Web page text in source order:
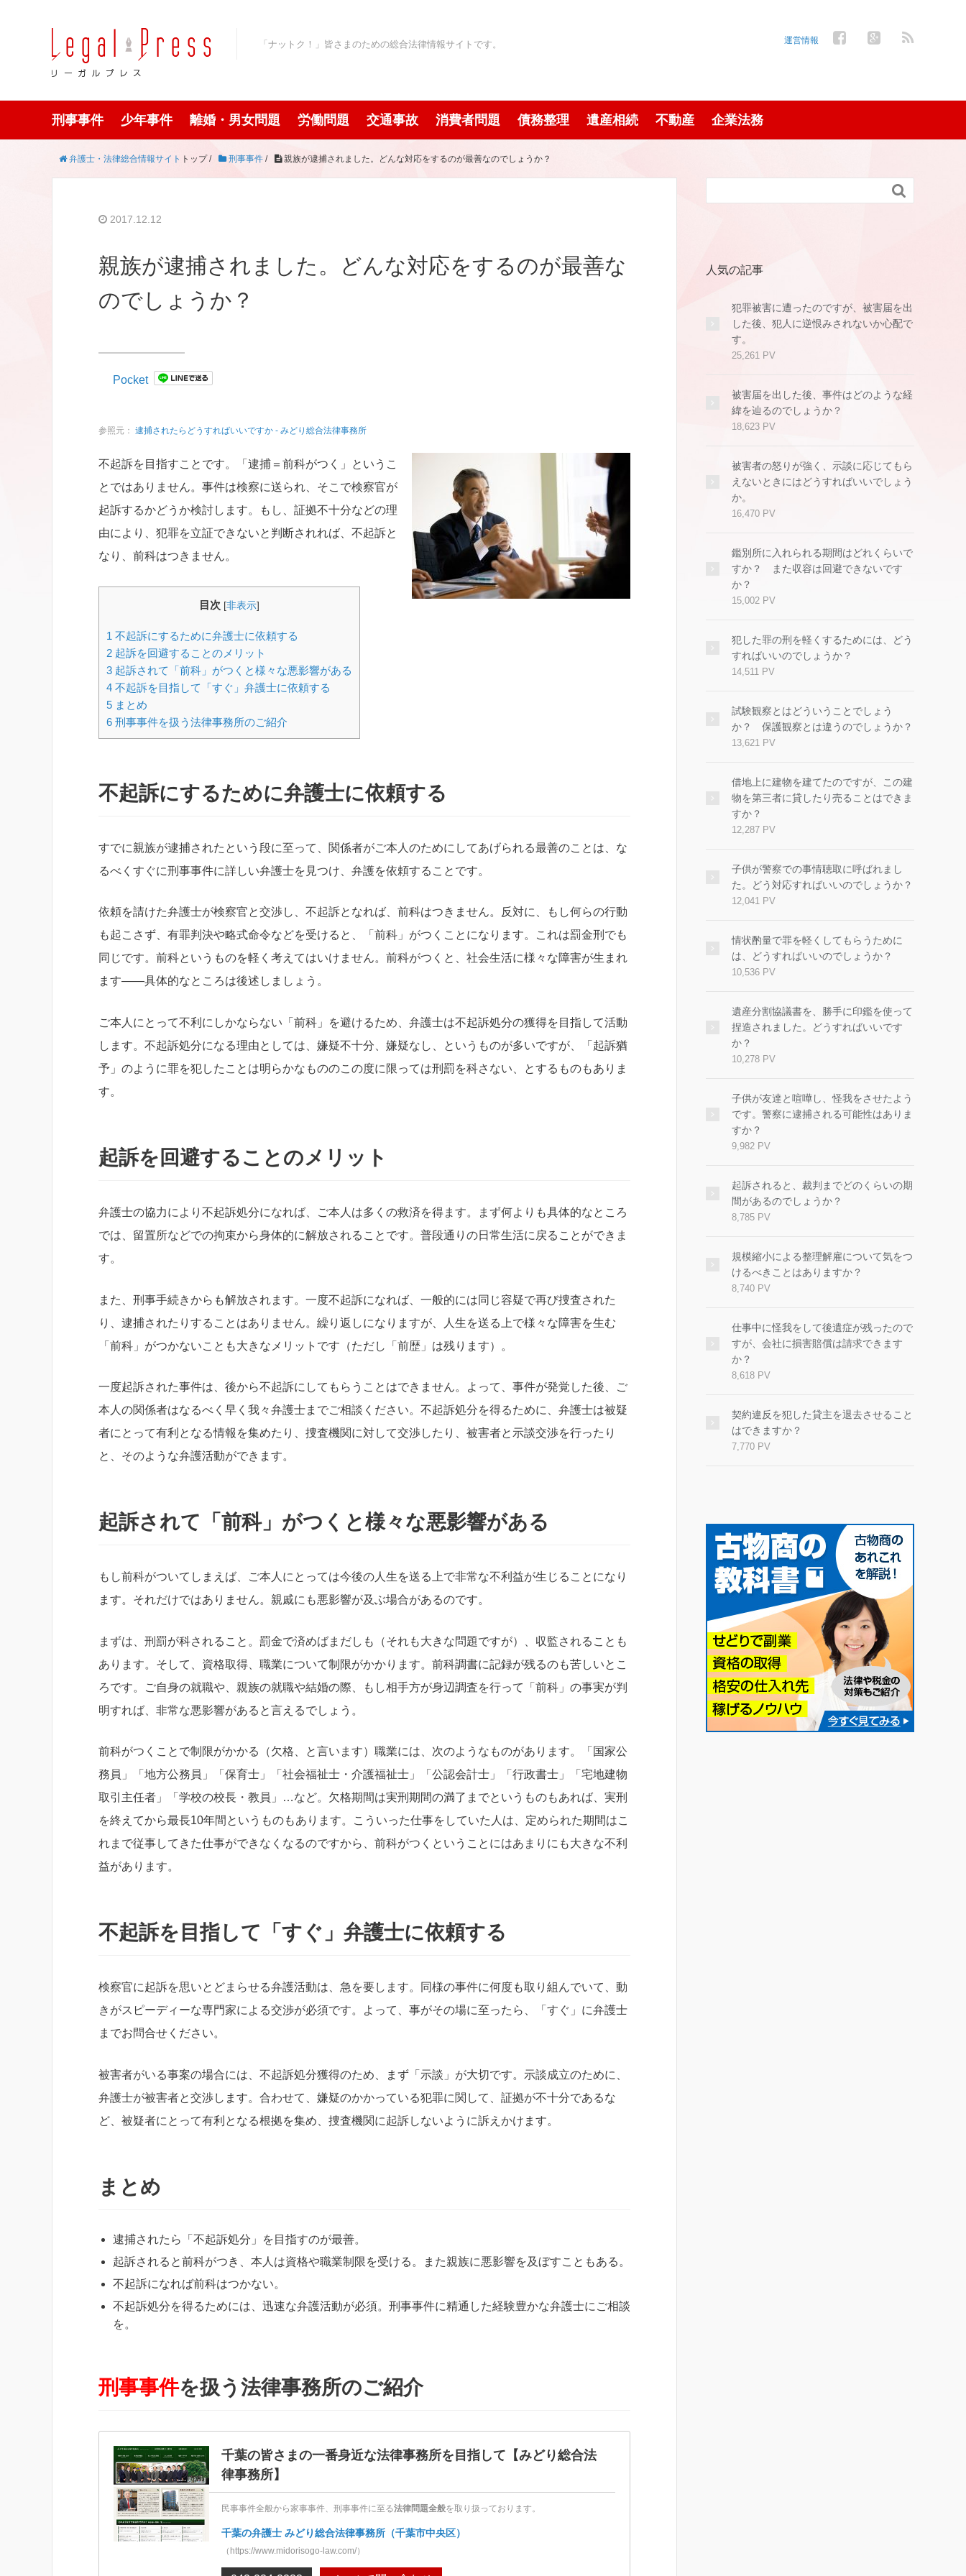
「ナットク！」皆さまのための総合法律情報サイトです。 運営情報
刑事事件 少年事件 離婚・男女問題 労働問題 交通事故 消費者問題 債務整理 遺産相続 不動産 企業法務
弁護士・法律総合情報サイト トップ / 刑事事件 / 親族が逮捕されました。どんな対応をするのが最善なのでしょうか？
2017.12.12
親族が逮捕されました。どんな対応をするのが最善な
のでしょうか？
Pocket
参照元： 逮捕されたらどうすればいいですか - みどり総合法律事務所
不起訴を目指すことです。「逮捕＝前科がつく」というこ
とではありません。事件は検察に送られ、そこで検察官が
起訴するかどうか検討します。もし、証拠不十分などの理
由により、犯罪を立証できないと判断されれば、不起訴と
なり、前科はつきません。
目次 [非表示]
1 不起訴にするために弁護士に依頼する
2 起訴を回避することのメリット
3 起訴されて「前科」がつくと様々な悪影響がある
4 不起訴を目指して「すぐ」弁護士に依頼する
5 まとめ
6 刑事事件を扱う法律事務所のご紹介
不起訴にするために弁護士に依頼する
すでに親族が逮捕されたという段に至って、関係者がご本人のためにしてあげられる最善のことは、な
るべくすぐに刑事事件に詳しい弁護士を見つけ、弁護を依頼することです。
依頼を請けた弁護士が検察官と交渉し、不起訴となれば、前科はつきません。反対に、もし何らの行動
も起こさず、有罪判決や略式命令などを受けると、「前科」がつくことになります。これは罰金刑でも
同じです。前科というものを軽く考えてはいけません。前科がつくと、社会生活に様々な障害が生まれ
ます――具体的なところは後述しましょう。
ご本人にとって不利にしかならない「前科」を避けるため、弁護士は不起訴処分の獲得を目指して活動
します。不起訴処分になる理由としては、嫌疑不十分、嫌疑なし、というものが多いですが、「起訴猶
予」のように罪を犯したことは明らかなもののこの度に限っては刑罰を科さない、とするものもありま
す。
起訴を回避することのメリット
弁護士の協力により不起訴処分になれば、ご本人は多くの救済を得ます。まず何よりも具体的なところ
では、留置所などでの拘束から身体的に解放されることです。普段通りの日常生活に戻ることができま
す。
また、刑事手続きからも解放されます。一度不起訴になれば、一般的には同じ容疑で再び捜査された
り、逮捕されたりすることはありません。繰り返しになりますが、人生を送る上で様々な障害を生む
「前科」がつかないことも大きなメリットです（ただし「前歴」は残ります）。
一度起訴された事件は、後から不起訴にしてもらうことはできません。よって、事件が発覚した後、ご
本人の関係者はなるべく早く我々弁護士までご相談ください。不起訴処分を得るために、弁護士は被疑
者にとって有利となる情報を集めたり、捜査機関に対して交渉したり、被害者と示談交渉を行ったり
と、そのような弁護活動ができます。
起訴されて「前科」がつくと様々な悪影響がある
もし前科がついてしまえば、ご本人にとっては今後の人生を送る上で非常な不利益が生じることになり
ます。それだけではありません。親戚にも悪影響が及ぶ場合があるのです。
まずは、刑罰が科されること。罰金で済めばまだしも（それも大きな問題ですが）、収監されることも
あります。そして、資格取得、職業について制限がかかります。前科調書に記録が残るのも苦しいとこ
ろです。ご自身の就職や、親族の就職や結婚の際、もし相手方が身辺調査を行って「前科」の事実が判
明すれば、非常な悪影響があると言えるでしょう。
前科がつくことで制限がかかる（欠格、と言います）職業には、次のようなものがあります。「国家公
務員」「地方公務員」「保育士」「社会福祉士・介護福祉士」「公認会計士」「行政書士」「宅地建物
取引主任者」「学校の校長・教員」…など。欠格期間は実刑期間の満了までというものもあれば、実刑
を終えてから最長10年間というものもあります。こういった仕事をしていた人は、定められた期間はこ
れまで従事してきた仕事ができなくなるのですから、前科がつくということにはあまりにも大きな不利
益があります。
不起訴を目指して「すぐ」弁護士に依頼する
検察官に起訴を思いとどまらせる弁護活動は、急を要します。同様の事件に何度も取り組んでいて、動
きがスピーディーな専門家による交渉が必須です。よって、事がその場に至ったら、「すぐ」に弁護士
までお問合せください。
被害者がいる事案の場合には、不起訴処分獲得のため、まず「示談」が大切です。示談成立のために、
弁護士が被害者と交渉します。合わせて、嫌疑のかかっている犯罪に関して、証拠が不十分であるな
ど、被疑者にとって有利となる根拠を集め、捜査機関に起訴しないように訴えかけます。
まとめ
逮捕されたら「不起訴処分」を目指すのが最善。
起訴されると前科がつき、本人は資格や職業制限を受ける。また親族に悪影響を及ぼすこともある。
不起訴になれば前科はつかない。
不起訴処分を得るためには、迅速な弁護活動が必須。刑事事件に精通した経験豊かな弁護士にご相談
を。
刑事事件を扱う法律事務所のご紹介
千葉の皆さまの一番身近な法律事務所を目指して 【みどり総合法
律事務所】
民事事件全般から家事事件、刑事事件に至る法律問題全般を取り扱っております。
千葉の弁護士 みどり総合法律事務所（千葉市中央区）
（https://www.midorisogo-law.com/）

人気の記事
犯罪被害に遭ったのですが、被害届を出
した後、犯人に逆恨みされないか心配で
す。
25,261 PV
被害届を出した後、事件はどのような経
緯を辿るのでしょうか？
18,623 PV
被害者の怒りが強く、示談に応じてもら
えないときにはどうすればいいでしょう
か。
16,470 PV
鑑別所に入れられる期間はどれくらいで
すか？ また収容は回避できないです
か？
15,002 PV
犯した罪の刑を軽くするためには、どう
すればいいのでしょうか？
14,511 PV
試験観察とはどういうことでしょう
か？ 保護観察とは違うのでしょうか？
13,621 PV
借地上に建物を建てたのですが、この建
物を第三者に貸したり売ることはできま
すか？
12,287 PV
子供が警察での事情聴取に呼ばれまし
た。どう対応すればいいのでしょうか？
12,041 PV
情状酌量で罪を軽くしてもらうために
は、どうすればいいのでしょうか？
10,536 PV
遺産分割協議書を、勝手に印鑑を使って
捏造されました。どうすればいいです
か？
10,278 PV
子供が友達と喧嘩し、怪我をさせたよう
です。警察に逮捕される可能性はありま
すか？
9,982 PV
起訴されると、裁判までどのくらいの期
間があるのでしょうか？
8,785 PV
規模縮小による整理解雇について気をつ
けるべきことはありますか？
8,740 PV
仕事中に怪我をして後遺症が残ったので
すが、会社に損害賠償は請求できます
か？
8,618 PV
契約違反を犯した貸主を退去させること
はできますか？
7,770 PV